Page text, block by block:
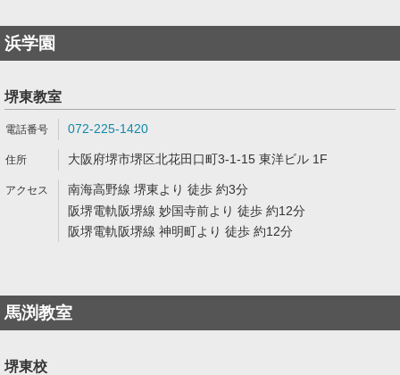
浜学園
堺東教室
072-225-1420
大阪府堺市堺区北花田口町3-1-15 東洋ビル 1F
南海高野線 堺東より 徒歩 約3分
阪堺電軌阪堺線 妙国寺前より 徒歩 約12分
阪堺電軌阪堺線 神明町より 徒歩 約12分
馬渕教室
堺東校